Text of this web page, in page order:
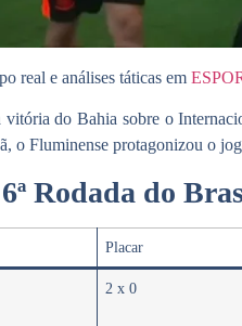
real e análises táticas em
vitória doBahia sobre o
o Fluminense protagonizou o
Rodada do
Placar
2 x 0